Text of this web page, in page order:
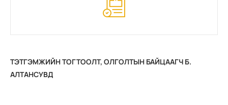
ТЭТГЭМЖИЙН ТОГТООЛТ, ОЛГОЛТЫН БАЙЦААГЧ Б.
АЛТАНСУВД